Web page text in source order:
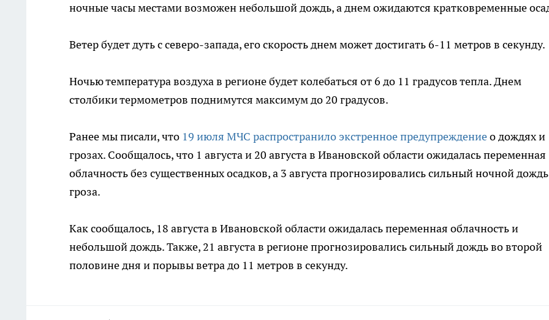
ночные часы местами возможен небольшой дождь, а днем ожидаются кратковременные
Ветер будет дуть с северо-запада, его скорость днем может достигать 6-11 метров в секунду.
Ночью температура воздуха в регионе будет колебаться от 6 до 11 градусов тепла. Днем
столбики термометров поднимутся максимум до 20 градусов.
Ранее мы писали, что 19 июля МЧС распространило экстренное предупреждениео дождях и
грозах. Сообщалось, что 1 августа и 20 августа в Ивановской области ожидалась переменная
облачность без существенных осадков, а 3 августа прогнозировались сильный ночной
гроза.
Как сообщалось, 18 августа в Ивановской области ожидалась переменная облачность и
небольшой дождь. Также, 21 августа в регионе прогнозировались сильный дождь во второй
половине дня и порывы ветра до 11 метров в секунду.